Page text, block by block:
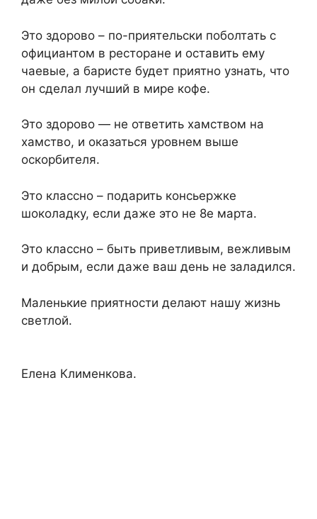
Это здорово – по-приятельски поболтать с
официантом в ресторане и оставить ему
чаевые, а баристе будет приятно узнать, что
он сделал лучший в мире кофе.
Это здорово — не ответить хамством на
хамство, и оказаться уровнем выше
оскорбителя.
Это классно – подарить консьержке
шоколадку, если даже это не 8е марта.
Это классно – быть приветливым, вежливым
и добрым, если даже ваш день не заладился.
Маленькие приятности делают нашу жизнь
светлой.
Елена Клименкова.